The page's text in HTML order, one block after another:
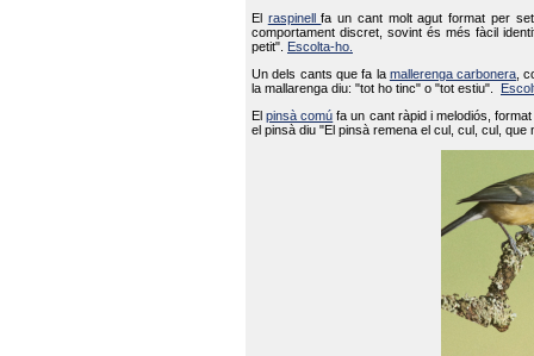
El raspinellfa un cant molt agut format per
comportament discret, sovint és més fàcil
petit".
Escolta-ho.
Un dels cants que fa la mallerenga carbonera ,
la mallarenga diu: "tot ho tinc" o "tot estiu".
Elpinsà comú fa un cant ràpid i melodiós,
el pinsà diu "El pinsà remena el cul, cul, cul,